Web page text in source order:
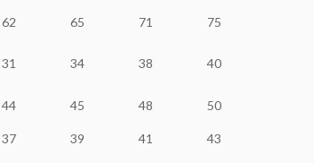
62 65 71 75
31 34 38 40
44 45 48 50
37 39 41 43